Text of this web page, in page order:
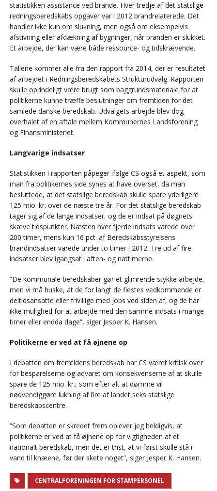
statistikken assistance ved brande. Hver tredje af det statslige
redningsberedskabs opgaver var i 2012 brandrelaterede. Det
handler ikke kun om slukning, men også om eksempelvis
afstivning eller afdækning af bygninger, når branden er slukket.
Et arbejde, der kan være både ressource- og tidskrævende.
Tallene kommer alle fra den rapport fra 2014, der er resultatet
af arbejdet i Redningsberedskabets Strukturudvalg. Rapporten
skulle oprindeligt være brugt som baggrundsmateriale for at
politikerne kunne træffe beslutninger om fremtiden for det
samlede danske beredskab. Udvalgets arbejde blev dog
overhalet af en aftale mellem Kommunernes Landsforening
og Finansministeriet.
Langvarige indsatser
Statistikken i rapporten påpeger ifølge CS også et aspekt, som
man fra politikernes side synes at have overset, da man
besluttede, at det statslige beredskab skulle spare yderligere
125 mio. kr. over de næste tre år. For det statslige beredskab
tager sig af de lange indsatser, og de er indsat på døgnets
skæve tidspunkter. Næsten hver fjerde indsats varede over
200 timer, mens kun 16 pct. af Beredskabsstyrelsens
brandindsatser varede under to timer i 2012. Tre ud af fire
indsatser blev igangsat i aften- og nattimerne.
”De kommunale beredskaber gør et glimrende stykke arbejde,
men vi må huske, at de for langt de flestes vedkommende er
deltidsansatte eller frivillige med jobs ved siden af, og de har
ikke mulighed for at arbejde med den samme indsats i mange
timer eller endda dage”, siger Jesper K. Hansen.
Politikerne er ved at få øjnene op
I debatten om fremtidens beredskab har CS været kritisk over
for besparelserne og advaret om konsekvenserne af at skulle
spare de 125 mio. kr., som efter alt at dømme vil
nødvendiggøre lukning af fire af landet seks statslige
beredskabscentre.
”Som debatten er skredet frem oplever jeg heldigvis, at
politikerne er ved at få øjnene op for vigtigheden af et
nationalt beredskab, men det er trist, at vi først skulle stå i
vand til knæene, før der skete noget”, siger Jesper K. Hansen.
CENTRALFORENINGEN FOR STAMPERSONEL